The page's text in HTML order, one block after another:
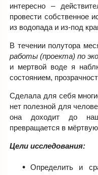
интересно –
провести собственное
из водопада и из-под
В течении полутора
работы (проекта) по
и мертвой воде я
состоянием,
Сделала для себя
нет полезной для
она доходит до
превращается в
Цели исследования:
Определить и